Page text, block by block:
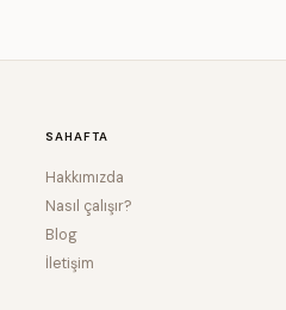
SAHAFTA
Hakkımızda
Nasıl çalışır?
Blog
İletişim